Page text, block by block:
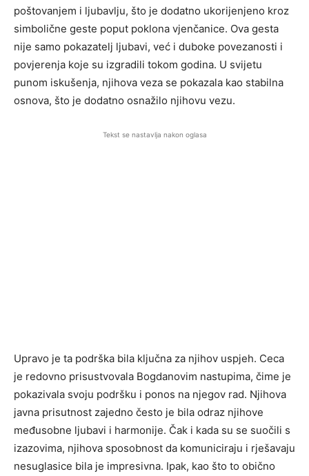
poštovanjem i ljubavlju, što je dodatno ukorijenjeno kroz
simbolične geste poput poklona vjenčanice. Ova gesta
nije samo pokazatelj ljubavi, već i duboke povezanosti i
povjerenja koje su izgradili tokom godina. U svijetu
punom iskušenja, njihova veza se pokazala kao stabilna
osnova, što je dodatno osnažilo njihovu vezu.
Tekst se nastavlja nakon oglasa
Upravo je ta podrška bila ključna za njihov uspjeh. Ceca
je redovno prisustvovala Bogdanovim nastupima, čime je
pokazivala svoju podršku i ponos na njegov rad. Njihova
javna prisutnost zajedno često je bila odraz njihove
međusobne ljubavi i harmonije. Čak i kada su se suočili s
izazovima, njihova sposobnost da komuniciraju i rješavaju
nesuglasice bila je impresivna. Ipak, kao što to obično